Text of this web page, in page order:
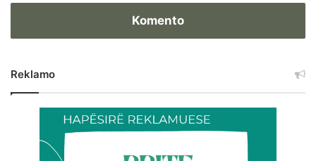
Komento
Reklamo